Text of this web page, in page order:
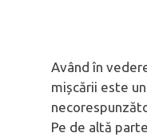
Având în
mișcării este
Pe de altă